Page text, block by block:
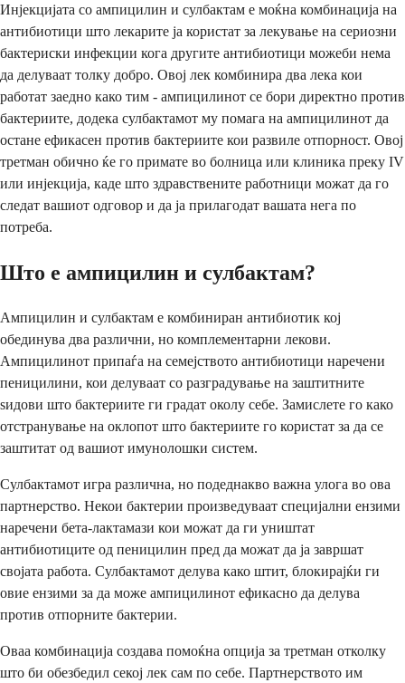
Инјекцијата со ампицилин и сулбактам е моќна комбинација на
антибиотици што лекарите ја користат за лекување на сериозни
бактериски инфекции кога другите антибиотици можеби нема
да делуваат толку добро. Овој лек комбинира два лека кои
работат заедно како тим - ампицилинот се бори директно против
бактериите, додека сулбактамот му помага на ампицилинот да
остане ефикасен против бактериите кои развиле отпорност. Овој
третман обично ќе го примате во болница или клиника преку IV
или инјекција, каде што здравствените работници можат да го
следат вашиот одговор и да ја прилагодат вашата нега по
потреба.
Што е ампицилин и сулбактам?
Ампицилин и сулбактам е комбиниран антибиотик кој
обединува два различни, но комплементарни лекови.
Ампицилинот припаѓа на семејството антибиотици наречени
пеницилини, кои делуваат со разградување на заштитните
ѕидови што бактериите ги градат околу себе. Замислете го како
отстранување на оклопот што бактериите го користат за да се
заштитат од вашиот имунолошки систем.
Сулбактамот игра различна, но подеднакво важна улога во ова
партнерство. Некои бактерии произведуваат специјални ензими
наречени бета-лактамази кои можат да ги уништат
антибиотиците од пеницилин пред да можат да ја завршат
својата работа. Сулбактамот делува како штит, блокирајќи ги
овие ензими за да може ампицилинот ефикасно да делува
против отпорните бактерии.
Оваа комбинација создава помоќна опција за третман отколку
што би обезбедил секој лек сам по себе. Партнерството им